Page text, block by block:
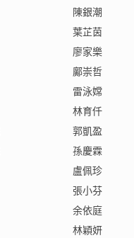
陳銀潮
葉芷茵
廖家樂
鄺崇哲
雷泳嫦
林育仟
郭凱盈
孫慶霖
盧佩珍
張小芬
余依庭
林穎妍